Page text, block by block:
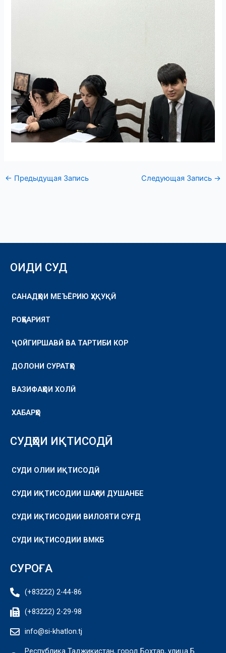
← Предыдущая Запись Следующая Запись →
ОИДИ СУД
САНАДҲОИ МЕЪЁРИЮ ҲУҚУҚӢ
РОҲБАРИЯТ
ҶОЙГИРШАВӢ ВА ТАРТИБИ КОР
ДОЛОНИ СУРАТҲО
ВАЗИФАҲОИ ХОЛӢ
ХАБАРҲО
СУДҲОИ ИҚТИСОДӢ
СУДИ ОЛИИ ИҚТИСОДӢ
СУДИ ИҚТИСОДИИ ШАҲРИ ДУШАНБЕ
СУДИ ИҚТИСОДИИ ВИЛОЯТИ СУҒД
СУДИ ИҚТИСОДИИ ВМКБ
СУРОҒА
(+83222) 2-44-86
(+83222) 2-29-98
info@si-khatlon.tj
Республика Таджикистан, город Бохтар, улица Б.